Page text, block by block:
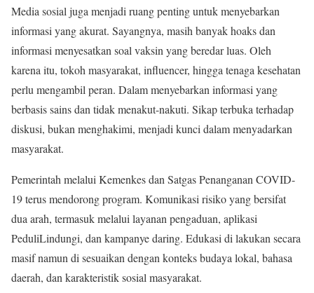
Media sosial juga menjadi ruang penting untuk menyebarkan
informasi yang akurat. Sayangnya, masih banyak hoaks dan
informasi menyesatkan soal vaksin yang beredar luas. Oleh
karena itu, tokoh masyarakat, influencer, hingga tenaga kesehatan
perlu mengambil peran. Dalam menyebarkan informasi yang
berbasis sains dan tidak menakut-nakuti. Sikap terbuka terhadap
diskusi, bukan menghakimi, menjadi kunci dalam menyadarkan
masyarakat.
Pemerintah melalui Kemenkes dan Satgas Penanganan COVID-
19 terus mendorong program. Komunikasi risiko yang bersifat
dua arah, termasuk melalui layanan pengaduan, aplikasi
PeduliLindungi, dan kampanye daring. Edukasi di lakukan secara
masif namun di sesuaikan dengan konteks budaya lokal, bahasa
daerah, dan karakteristik sosial masyarakat.